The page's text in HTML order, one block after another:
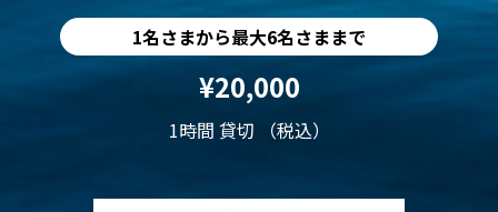
1名さまから最大6名さままで
¥20,000
1時間 貸切 （税込）